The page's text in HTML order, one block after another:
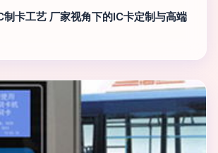
制卡工艺 厂家视角下的IC卡定制与高端